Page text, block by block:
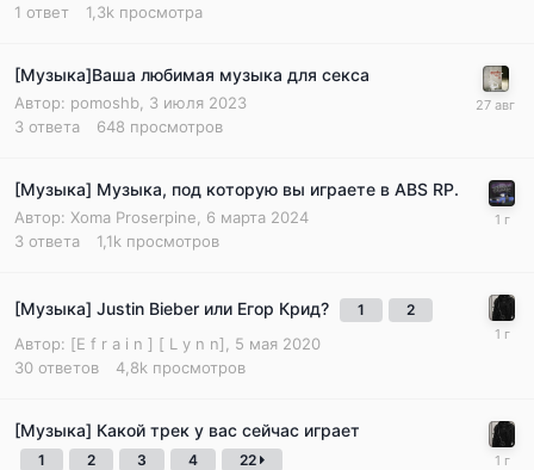
1 ответ 1,3k просмотра
[Музыка]Ваша любимая музыка для секса
Автор: pomoshb 3 июля 2023
3 ответа 648 просмотров
[Музыка] Музыка, под которую вы играете в ABS RP.
Автор: Xoma Proserpine
6 марта 2024
3 ответа 1,1k просмотров
[Музыка] Justin Bieber или Егор Крид? 1 2
Автор: [E f r a i n ] [ L y n n]
5 мая 2020
30 ответов 4,8k просмотров
[Музыка] Какой трек у вас сейчас играет
1 2 3 4 22